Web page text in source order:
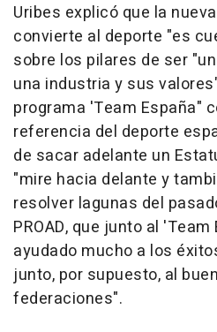
Uribes explicó que la
convierte al deporte "es
sobre los pilares de ser
una industria y sus
programa 'Team España"
referencia del deporte
de sacar adelante un
"mire hacia delante y
resolver lagunas del
PROAD, que junto al
ayudado mucho a los
junto, por supuesto, al
federaciones".